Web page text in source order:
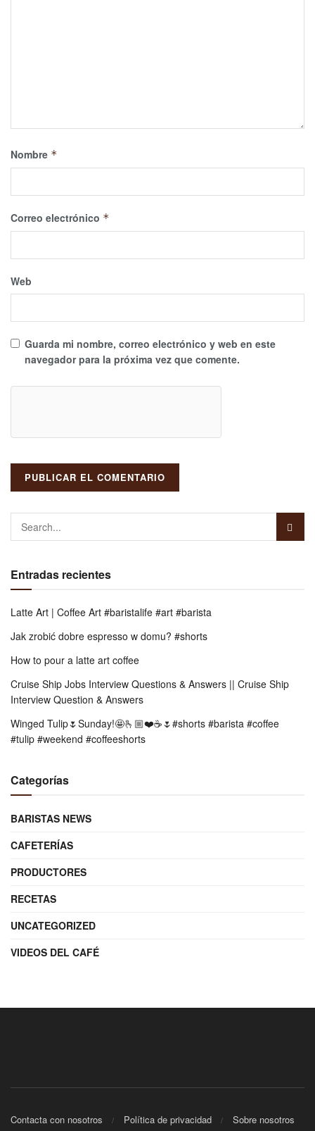
Nombre *
Correo electrónico *
Web
Guarda mi nombre, correo electrónico y web en este
navegador para la próxima vez que comente.
Entradas recientes
Latte Art | Coffee Art #baristalife #art #barista
Jak zrobić dobre espresso w domu? #shorts
How to pour a latte art coffee
Cruise Ship Jobs Interview Questions & Answers || Cruise Ship
Interview Question & Answers
Winged Tulip🌷Sunday!🤩🫰🏼❤️☕️🌷#shorts #barista #coffee
#tulip #weekend #coffeeshorts
Categorías
BARISTAS NEWS
CAFETERÍAS
PRODUCTORES
RECETAS
UNCATEGORIZED
VIDEOS DEL CAFÉ
Contacta con nosotros Política de privacidad Sobre nosotros